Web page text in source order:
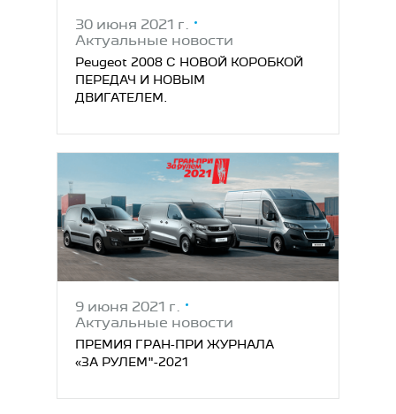
30 июня 2021 г.
Актуальные новости
Peugeot 2008 С НОВОЙ КОРОБКОЙ
ПЕРЕДАЧ И НОВЫМ
ДВИГАТЕЛЕМ.
9 июня 2021 г.
Актуальные новости
ПРЕМИЯ ГРАН-ПРИ ЖУРНАЛА
«ЗА РУЛЕМ"-2021